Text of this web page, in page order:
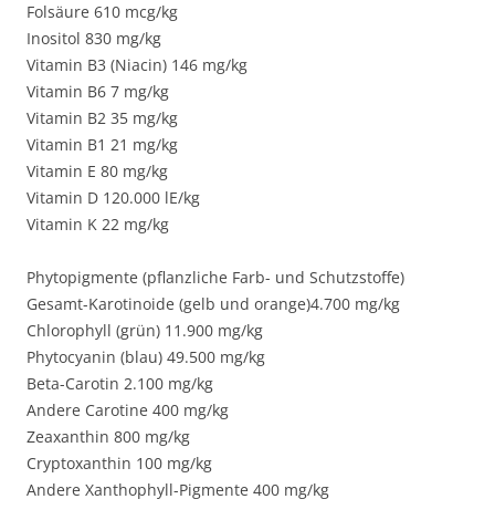
Folsäure 610 mcg/kg
Inositol 830 mg/kg
Vitamin B3 (Niacin) 146 mg/kg
Vitamin B6 7 mg/kg
Vitamin B2 35 mg/kg
Vitamin B1 21 mg/kg
Vitamin E 80 mg/kg
Vitamin D 120.000 lE/kg
Vitamin K 22 mg/kg
Phytopigmente (pflanzliche Farb- und Schutzstoffe)
Gesamt-Karotinoide (gelb und orange)4.700 mg/kg
Chlorophyll (grün) 11.900 mg/kg
Phytocyanin (blau) 49.500 mg/kg
Beta-Carotin 2.100 mg/kg
Andere Carotine 400 mg/kg
Zeaxanthin 800 mg/kg
Cryptoxanthin 100 mg/kg
Andere Xanthophyll-Pigmente 400 mg/kg